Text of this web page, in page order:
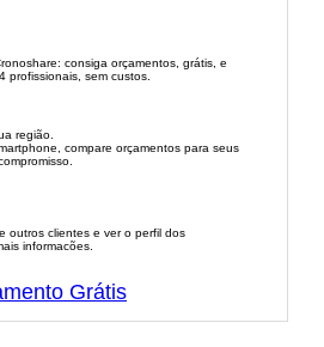
consiga orçamentos, grátis, e
profissionais, sem custos.
região.
compare orçamentos para seus
outros clientes e ver o perfil dos
informacões.
Grátis